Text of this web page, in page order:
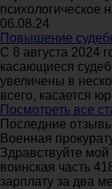
психологическое
06.08.24
Повышение
С 8 августа 2024
касающиеся
увеличены в
всего, касается
Посмотреть все
Последние отзывы
Военная
Здравствуйте
воинская часть
зарплату за два